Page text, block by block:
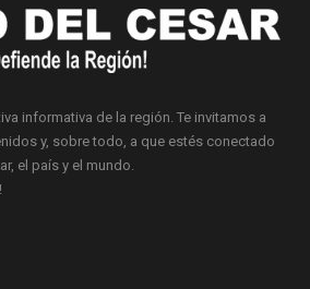
informativa de la región. Te invitamos a
y, sobre todo, a que estés conectado
el país y el mundo.